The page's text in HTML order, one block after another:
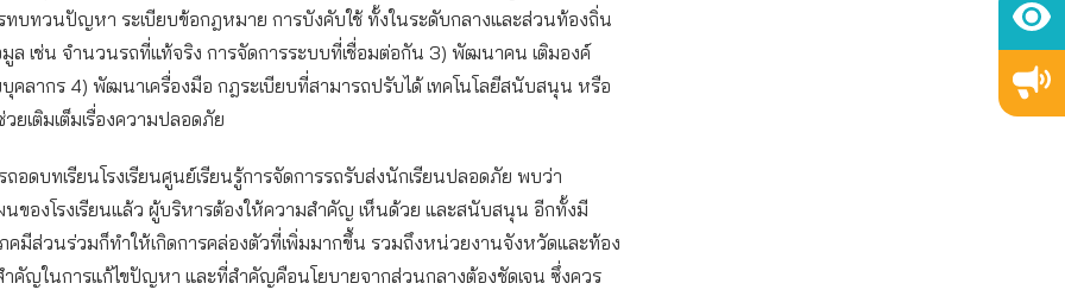
ทบทวนปัญหา ระเบียบข้อกฎหมาย การบังคับใช้ ทั้งในระดับกลางและส่วนท้องถิ่น
เช่น จํานวนรถที่แท้จริง การจัดการระบบที่เชื่อมต่อกัน 3) พัฒนาคน เติมองค์
คลากร 4) พัฒนาเครื่องมือ กฎระเบียบที่สามารถปรับได้ เทคโนโลยีสนับสนุน หรือ
ยเติมเต็มเรื่องความปลอดภัย
อดบทเรียนโรงเรียนศูนย์เรียนรู้การจัดการรถรับส่งนักเรียนปลอดภัย พบว่า
ของโรงเรียนแล้ว ผู้บริหารต้องให้ความสําคัญ เห็นด้วย และสนับสนุน อีกทั้งมี
คมีส่วนร่วมก็ทําให้เกิดการคล่องตัวที่เพิ่มมากขึ้น รวมถึงหน่วยงานจังหวัดและท้อง
คัญในการแก้ไขปัญหา และที่สำคัญคือนโยบายจากส่วนกลางต้องชัดเจน ซึ่งควร